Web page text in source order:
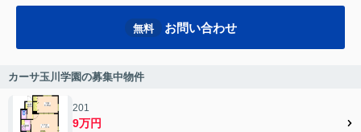
無料 お問い合わせ
カーサ玉川学園の募集中物件
201
9万円